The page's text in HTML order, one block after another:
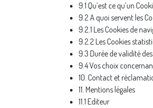
9.1 Qu’est ce qu’un
9.2 A quoi servent les
9.2.1 Les Cookies de
9.2.2 Les Cookies
9.3 Durée de validité
9.4 Vos choix
10. Contact et
11. Mentions légales
11.1 Editeur